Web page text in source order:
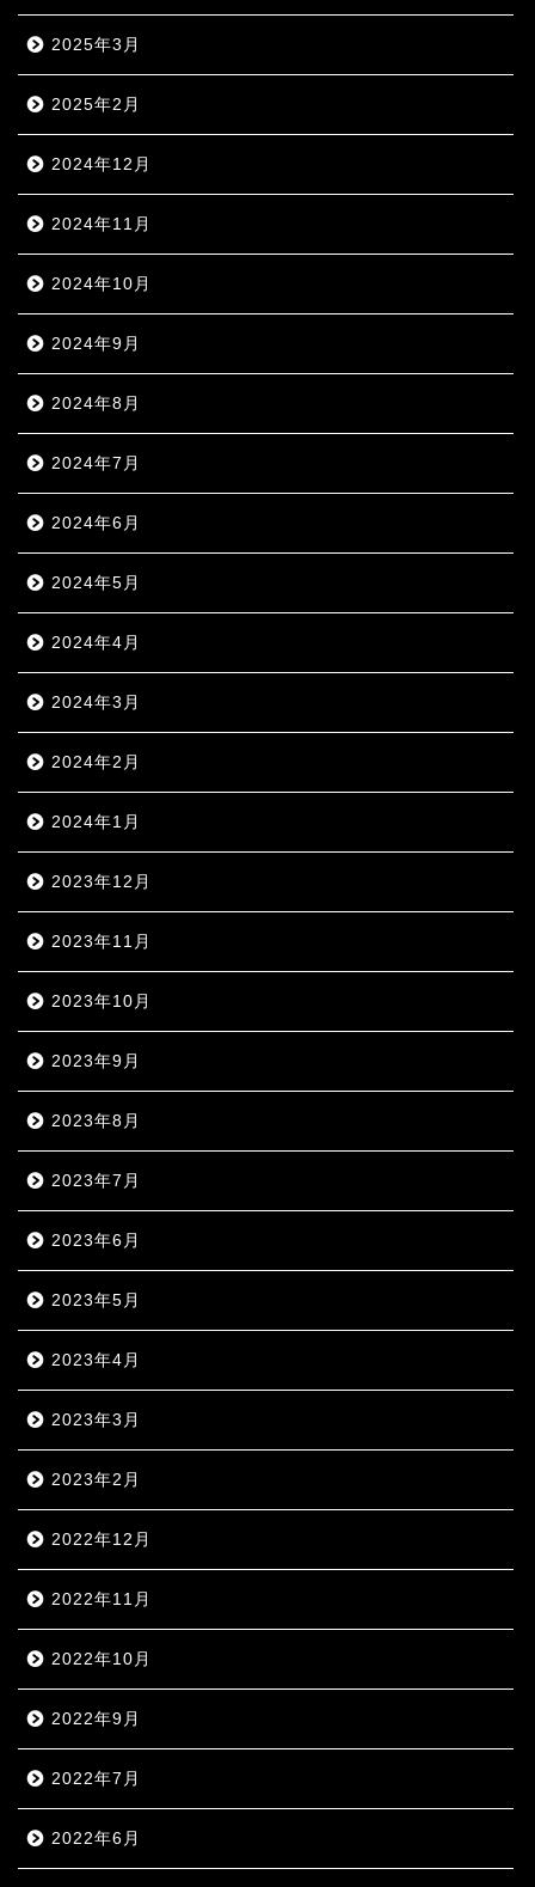
2025年3月
2025年2月
2024年12月
2024年11月
2024年10月
2024年9月
2024年8月
2024年7月
2024年6月
2024年5月
2024年4月
2024年3月
2024年2月
2024年1月
2023年12月
2023年11月
2023年10月
2023年9月
2023年8月
2023年7月
2023年6月
2023年5月
2023年4月
2023年3月
2023年2月
2022年12月
2022年11月
2022年10月
2022年9月
2022年7月
2022年6月